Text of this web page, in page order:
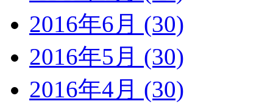
2016年6月 (30)
2016年5月 (30)
2016年4月 (30)